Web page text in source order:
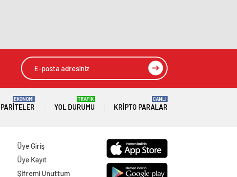
PARITELER
EKONOMİ
YOL DURUMU
TRAFİK
KRIPTO PARALAR
CANLI
Üye Giriş
Üye Kayıt
Şifremi Unuttum